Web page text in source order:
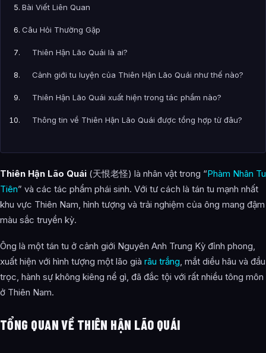
Bài Viết Liên Quan
Câu Hỏi Thường Gặp
Thiên Hận Lão Quái là ai?
Cảnh giới tu luyện của Thiên Hận Lão Quái như thế nào?
Thiên Hận Lão Quái xuất hiện trong tác phẩm nào?
Thông tin về Thiên Hận Lão Quái được tổng hợp từ đâu?
Thiên Hận Lão Quái (天恨老怪) là nhân vật trong “Phàm Nhân Tu
Tiên” và các tác phẩm phái sinh. Với tư cách là tán tu mạnh nhất
khu vực Thiên Nam, hình tượng và trải nghiệm của ông mang đậm
màu sắc truyền kỳ.
Ông là một tán tu ở cảnh giới Nguyên Anh Trung Kỳ đỉnh phong,
xuất hiện với hình tượng một lão già râu trắng, mắt diều hâu và đầu
trọc, hành sự không kiêng nể gì, đã đắc tội với rất nhiều tông môn
ở Thiên Nam.
TỔNG QUAN VỀ THIÊN HẬN LÃO QUÁI